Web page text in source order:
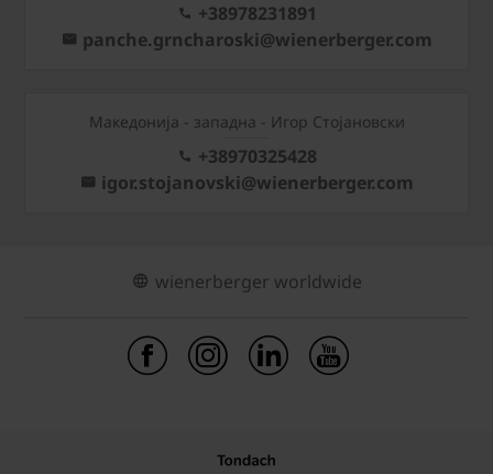
+38978231891
panche.grncharoski@wienerberger.com
Mакедонија - западна - Игор Стојановски
+38970325428
igor.stojanovski@wienerberger.com
wienerberger worldwide